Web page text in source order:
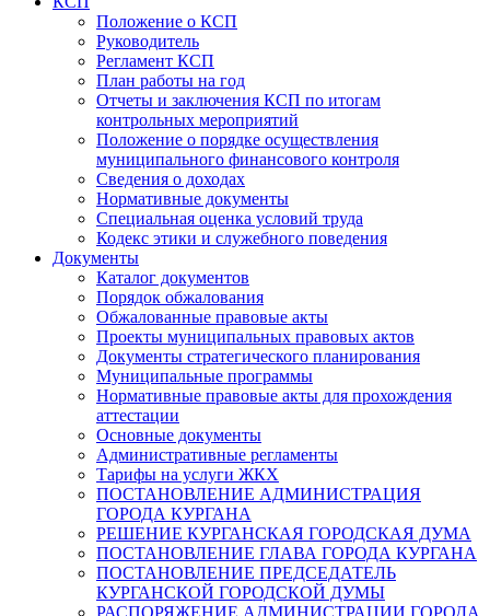
Положение о КСП
Руководитель
Регламент КСП
План работы на год
Отчеты и заключения КСП по итогам
контрольных мероприятий
Положение о порядке осуществления
муниципального финансового контроля
Сведения о доходах
Нормативные документы
Специальная оценка условий труда
Кодекс этики и служебного поведения
Документы
Каталог документов
Порядок обжалования
Обжалованные правовые акты
Проекты муниципальных правовых актов
Документы стратегического планирования
Муниципальные программы
Нормативные правовые акты для прохождения
аттестации
Основные документы
Административные регламенты
Тарифы на услуги ЖКХ
ПОСТАНОВЛЕНИЕ АДМИНИСТРАЦИЯ
ГОРОДА КУРГАНА
РЕШЕНИЕ КУРГАНСКАЯ ГОРОДСКАЯ ДУМА
ПОСТАНОВЛЕНИЕ ГЛАВА ГОРОДА КУРГАНА
ПОСТАНОВЛЕНИЕ ПРЕДСЕДАТЕЛЬ
КУРГАНСКОЙ ГОРОДСКОЙ ДУМЫ
РАСПОРЯЖЕНИЕ АДМИНИСТРАЦИИ ГОРОДА